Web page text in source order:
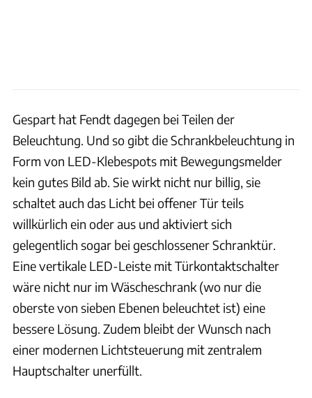
Gespart hat Fendt dagegen bei Teilen der
Beleuchtung. Und so gibt die Schrankbeleuchtung in
Form von LED-Klebespots mit Bewegungsmelder
kein gutes Bild ab. Sie wirkt nicht nur billig, sie
schaltet auch das Licht bei offener Tür teils
willkürlich ein oder aus und aktiviert sich
gelegentlich sogar bei geschlossener Schranktür.
Eine vertikale LED-Leiste mit Türkontaktschalter
wäre nicht nur im Wäscheschrank (wo nur die
oberste von sieben Ebenen beleuchtet ist) eine
bessere Lösung. Zudem bleibt der Wunsch nach
einer modernen Lichtsteuerung mit zentralem
Hauptschalter unerfüllt.